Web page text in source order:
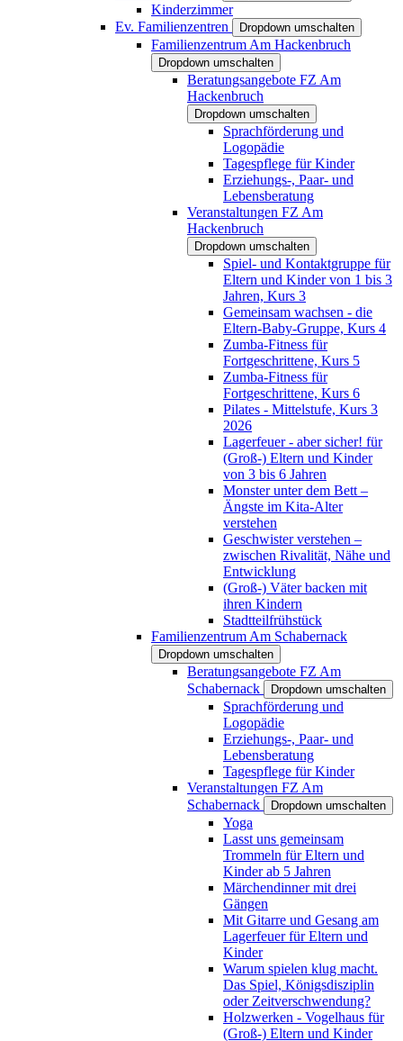
Kinderzimmer
Ev. Familienzentren
Dropdown umschalten
Familienzentrum Am Hackenbruch
Dropdown umschalten
Beratungsangebote FZ Am
Hackenbruch
Dropdown umschalten
Sprachförderung und
Logopädie
Tagespflege für Kinder
Erziehungs-, Paar- und
Lebensberatung
Veranstaltungen FZ Am
Hackenbruch
Dropdown umschalten
Spiel- und Kontaktgruppe für
Eltern und Kinder von 1 bis 3
Jahren, Kurs 3
Gemeinsam wachsen - die
Eltern-Baby-Gruppe, Kurs 4
Zumba-Fitness für
Fortgeschrittene, Kurs 5
Zumba-Fitness für
Fortgeschrittene, Kurs 6
Pilates - Mittelstufe, Kurs 3
2026
Lagerfeuer - aber sicher! für
(Groß-) Eltern und Kinder
von 3 bis 6 Jahren
Monster unter dem Bett –
Ängste im Kita-Alter
verstehen
Geschwister verstehen –
zwischen Rivalität, Nähe und
Entwicklung
(Groß-) Väter backen mit
ihren Kindern
Stadtteilfrühstück
Familienzentrum Am Schabernack
Dropdown umschalten
Beratungsangebote FZ Am
Schabernack
Dropdown umschalten
Sprachförderung und
Logopädie
Erziehungs-, Paar- und
Lebensberatung
Tagespflege für Kinder
Veranstaltungen FZ Am
Schabernack
Dropdown umschalten
Yoga
Lasst uns gemeinsam
Trommeln für Eltern und
Kinder ab 5 Jahren
Märchendinner mit drei
Gängen
Mit Gitarre und Gesang am
Lagerfeuer für Eltern und
Kinder
Warum spielen klug macht.
Das Spiel, Königsdisziplin
oder Zeitverschwendung?
Holzwerken - Vogelhaus für
(Groß-) Eltern und Kinder